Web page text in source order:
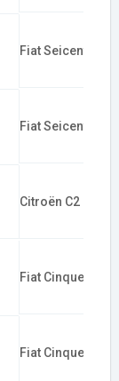
Fiat Seicento
Fiat Seicento
Citroën C2
Fiat Cinquecento
Fiat Cinquecento